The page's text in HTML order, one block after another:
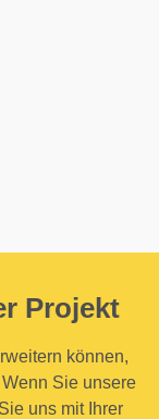
Projekt
können,
Sie unsere
uns mit Ihrer